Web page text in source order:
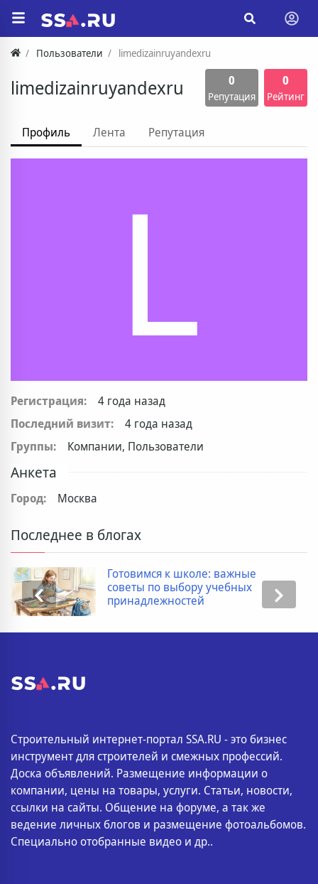
Пользователи limedizainruyandexru
limedizainruyandexru 0
Репутация
0
Рейтинг
Профиль Лента Репутация
L
Регистрация:
4 года назад
Последний визит:
4 года назад
Группы:
Компании, Пользователи
Анкета
Город: Москва
Последнее в блогах
Готовимся к школе: важные
советы по выбору учебных
принадлежностей
Строительный интернет-портал SSA.RU - это бизнес
инструмент для строителей и смежных профессий.
Доска объявлений. Размещение информации о
компании, цены на товары, услуги. Статьи, новости,
ссылки на сайты. Общение на форуме, а так же
ведение личных блогов и размещение фотоальбомов.
Специально отобранные видео и др..